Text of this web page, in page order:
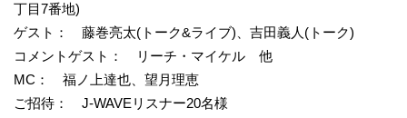
丁目7番地)
ゲスト： 藤巻亮太(トーク&ライブ)、吉田義人(トーク)
コメントゲスト： リーチ・マイケル 他
MC： 福ノ上達也、望月理恵
ご招待： J-WAVEリスナー20名様